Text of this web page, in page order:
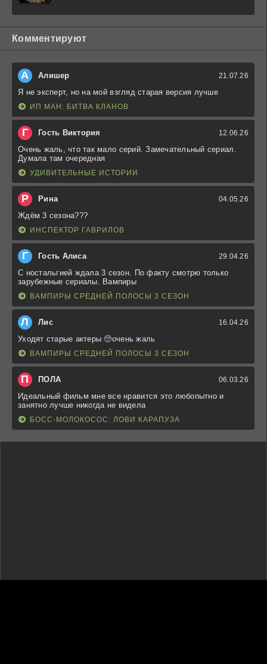
Комментируют
А Алишер 21.07.26
Я не эксперт, но на мой взгляд старая версия лучше
ИП МАН: БИТВА КЛАНОВ
Г Гость Виктория 12.06.26
Очень жаль, что так мало серий. Замечательный сериал.
Думала там очередная
УДИВИТЕЛЬНЫЕ ИСТОРИИ
Р Рина 04.05.26
Ждём 3 сезона???
ИНСПЕКТОР ГАВРИЛОВ
Г Гость Алиса 29.04.26
С ностальгией ждала 3 сезон. По факту смотрю только
зарубежные сериалы. Вампиры
ВАМПИРЫ СРЕДНЕЙ ПОЛОСЫ 3 СЕЗОН
Л Лис 16.04.26
Уходят старые актеры 🥺очень жаль
ВАМПИРЫ СРЕДНЕЙ ПОЛОСЫ 3 СЕЗОН
П ПОЛА 06.03.26
Идеальный фильм мне все нравится это любопытно и
занятно лучше никогда не видела
БОСС-МОЛОКОСОС: ЛОВИ КАРАПУЗА